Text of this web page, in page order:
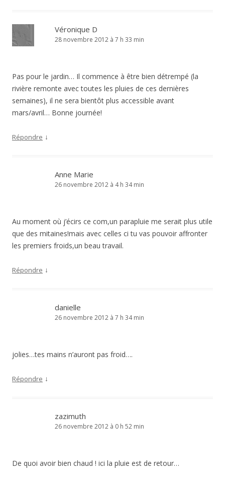
Véronique D
28 novembre 2012 à 7 h 33 min
Pas pour le jardin… Il commence à être bien détrempé (la
rivière remonte avec toutes les pluies de ces dernières
semaines), il ne sera bientôt plus accessible avant
mars/avril… Bonne journée!
Répondre ↓
Anne Marie
26 novembre 2012 à 4 h 34 min
Au moment où j’écirs ce com,un parapluie me serait plus utile
que des mitaines!mais avec celles ci tu vas pouvoir affronter
les premiers froids,un beau travail.
Répondre ↓
danielle
26 novembre 2012 à 7 h 34 min
jolies…tes mains n’auront pas froid….
Répondre ↓
zazimuth
26 novembre 2012 à 0 h 52 min
De quoi avoir bien chaud ! ici la pluie est de retour…